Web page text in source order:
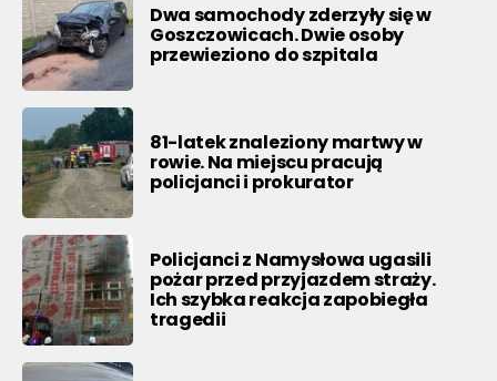
Dwa samochody zderzyły się w
Goszczowicach. Dwie osoby
przewieziono do szpitala
81-latek znaleziony martwy w
rowie. Na miejscu pracują
policjanci i prokurator
Policjanci z Namysłowa ugasili
pożar przed przyjazdem straży.
Ich szybka reakcja zapobiegła
tragedii